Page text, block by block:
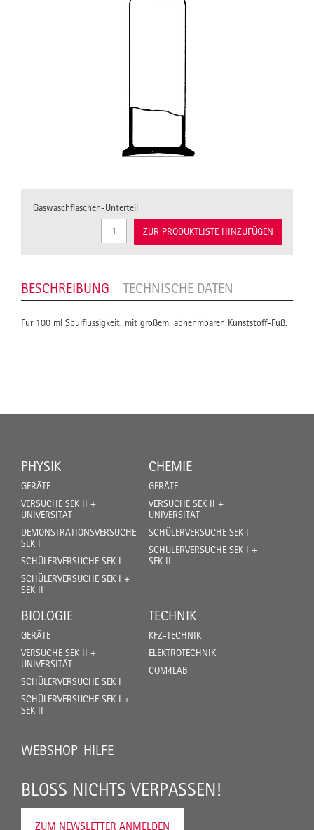
Gaswaschflaschen-Unterteil
ZUR PRODUKTLISTE HINZUFÜGEN
BESCHREIBUNG TECHNISCHE DATEN
Für 100 ml Spülflüssigkeit, mit großem, abnehmbaren Kunststoff-Fuß.
PHYSIK
GERÄTE
VERSUCHE SEK II +
UNIVERSITÄT
DEMONSTRATIONSVERSUCHE
SEK I
SCHÜLERVERSUCHE SEK I
SCHÜLERVERSUCHE SEK I +
SEK II
CHEMIE
GERÄTE
VERSUCHE SEK II +
UNIVERSITÄT
SCHÜLERVERSUCHE SEK I
SCHÜLERVERSUCHE SEK I +
SEK II
BIOLOGIE
GERÄTE
VERSUCHE SEK II +
UNIVERSITÄT
SCHÜLERVERSUCHE SEK I
SCHÜLERVERSUCHE SEK I +
SEK II
TECHNIK
KFZ-TECHNIK
ELEKTROTECHNIK
COM4LAB
WEBSHOP-HILFE
BLOSS NICHTS VERPASSEN!
ZUM NEWSLETTER ANMELDEN